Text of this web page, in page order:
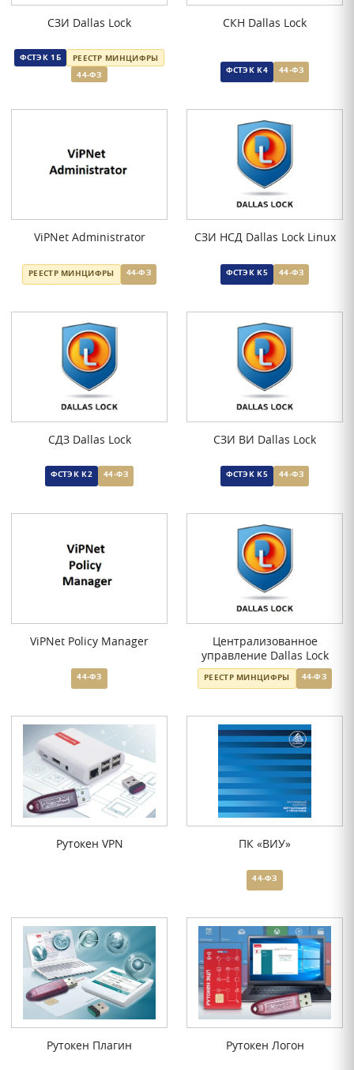
СЗИ Dallas Lock
ФСТЭК 1Б
РЕЕСТР МИНЦИФРЫ
44-ФЗ
СКН Dallas Lock
ФСТЭК К4 44-ФЗ
ViPNet Administrator
РЕЕСТР МИНЦИФРЫ 44-ФЗ
СЗИ НСД Dallas Lock Linux
ФСТЭК К5 44-ФЗ
СДЗ Dallas Lock
ФСТЭК К2 44-ФЗ
СЗИ ВИ Dallas Lock
ФСТЭК К5 44-ФЗ
ViPNet Policy Manager
44-ФЗ
Централизованное
управление Dallas Lock
РЕЕСТР МИНЦИФРЫ 44-ФЗ
Рутокен VPN ПК «ВИУ»
44-ФЗ
Рутокен Плагин Рутокен Логон